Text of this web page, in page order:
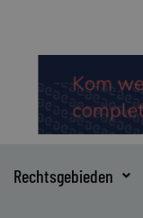
Rechtsgebieden